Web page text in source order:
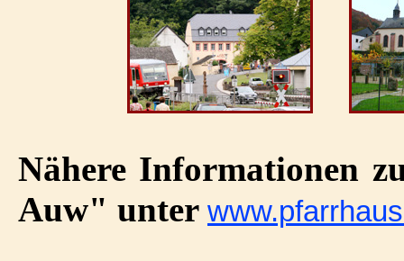
Nähere Informationen
Auw" unter